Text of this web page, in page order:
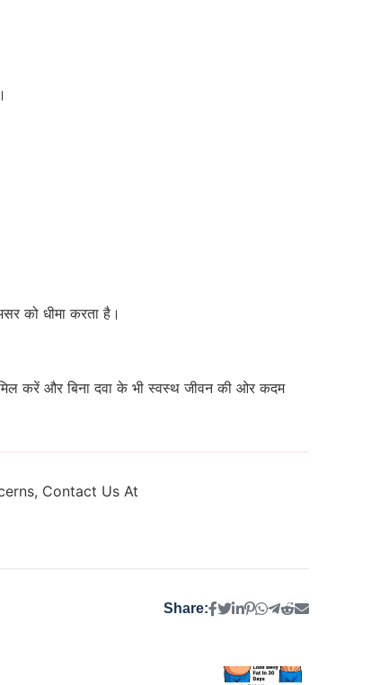
को धीमा करता है।
करें और बिना दवा के भी स्वस्थ जीवन की ओर कदम
Contact Us At
Share: